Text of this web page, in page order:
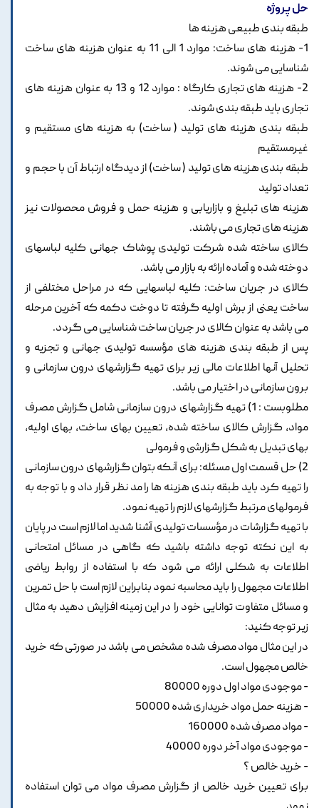
حل پروژه
طبقه بندی طبیعی هزینه ها
1- هزینه های ساخت: موارد 1 الی 11 به عنوان هزینه های ساخت
شناسایی می شوند.
2- هزینه های تجاری کارگاه : موارد 12 و 13 به عنوان هزینه های
تجاری باید طبقه بندی شوند.
طبقه بندی هزینه های تولید ( ساخت) به هزینه های مستقیم و
غیرمستقیم
طبقه بندی هزینه های تولید ( ساخت) از دیدگاه ارتباط آن با حجم و
تعداد تولید
هزینه های تبلیغ و بازاریابی و هزینه حمل و فروش محصولات نیز
هزینه های تجاری می باشند.
کالای ساخته شده شرکت تولیدی پوشاک جهانی کلیه لباسهای
دوخته شده و آماده ارائه به بازار می باشد.
کالای در جریان ساخت: کلیه لباسهایی که در مراحل مختلفی از
ساخت یعنی از برش اولیه گرفته تا دوخت دکمه که آخرین مرحله
می باشد به عنوان کالای در جریان ساخت شناسایی می گردد.
پس از طبقه بندی هزینه های مؤسسه تولیدی جهانی و تجزیه و
تحلیل آنها اطلاعات مالی زیر برای تهیه گزارشهای درون سازمانی و
برون سازمانی در اختیار می باشد.
مطلوبست : 1) تهیه گزارشهای درون سازمانی شامل گزارش مصرف
مواد، گزارش کالای ساخته شده، تعیین بهای ساخت، بهای اولیه،
بهای تبدیل به شکل گزارشی و فرمولی
2) حل قسمت اول مسئله: برای آنکه بتوان گزارشهای درون سازمانی
را تهیه کرد باید طبقه بندی هزینه ها را مد نظر قرار داد و با توجه به
فرمولهای مرتبط گزارشهای لازم را تهیه نمود.
با تهیه گزارشات در مؤسسات تولیدی آشنا شدید اما لازم است در پایان
به این نکته توجه داشته باشید که گاهی در مسائل امتحانی
اطلاعات به شکلی ارائه می شود که با استفاده از روابط ریاضی
اطلاعات مجهول را باید محاسبه نمود بنابراین لازم است با حل تمرین
و مسائل متفاوت توانایی خود را در این زمینه افزایش دهید به مثال
زیر توجه کنید:
در این مثال مواد مصرف شده مشخص می باشد در صورتی که خرید
خالص مجهول است.
- موجودی مواد اول دوره 80000
- هزینه حمل مواد خریداری شده 50000
- مواد مصرف شده 160000
- موجودی مواد آخر دوره 40000
- خرید خالص ؟
برای تعیین خرید خالص از گزارش مصرف مواد می توان استفاده